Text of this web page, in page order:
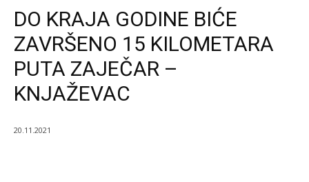
DO KRAJA GODINE BIĆE
ZAVRŠENO 15 KILOMETARA
PUTA ZAJEČAR –
KNJAŽEVAC
20.11.2021